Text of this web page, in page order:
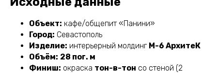
Объект: кафе/общепит «Панини»
Город: Севастополь
Изделие: интерьерный молдинг М-6 АрхитеК
Объём: 28 пог. м
Финиш: окраска тон-в-тон со стеной (2